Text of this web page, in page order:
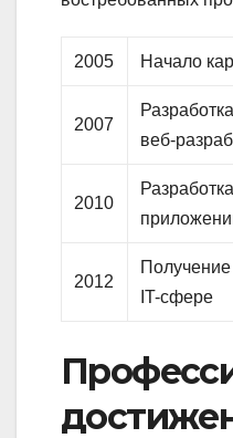
2005 Начало
2007
веб-
2010
2012
IT-сфере